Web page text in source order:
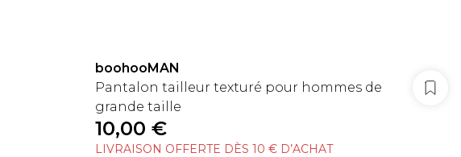
boohooMAN
Pantalon tailleur texturé pour hommes de
grande taille
10,00 €
LIVRAISON OFFERTE DÈS 10 € D’ACHAT